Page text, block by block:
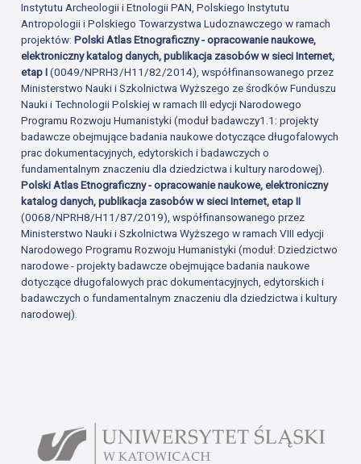
Instytutu Archeologii i Etnologii PAN, Polskiego Instytutu
Antropologii i Polskiego Towarzystwa Ludoznawczego w ramach
projektów:Polski Atlas Etnograficzny - opracowanie naukowe,
elektroniczny katalog danych, publikacja zasobów w sieci Internet,
etap I(0049/NPRH3/H11/82/2014), współfinansowanego przez
Ministerstwo Nauki i Szkolnictwa Wyższego ze środków Funduszu
Nauki i Technologii Polskiej w ramach III edycji Narodowego
Programu Rozwoju Humanistyki (moduł badawczy1.1: projekty
badawcze obejmujące badania naukowe dotyczące długofalowych
prac dokumentacyjnych, edytorskich i badawczych o
fundamentalnym znaczeniu dla dziedzictwa i kultury narodowej).
Polski Atlas Etnograficzny - opracowanie naukowe, elektroniczny
katalog danych, publikacja zasobów w sieci Internet, etap II
(0068/NPRH8/H11/87/2019), współfinansowanego przez
Ministerstwo Nauki i Szkolnictwa Wyższego w ramach VIII edycji
Narodowego Programu Rozwoju Humanistyki (moduł: Dziedzictwo
narodowe - projekty badawcze obejmujące badania naukowe
dotyczące długofalowych prac dokumentacyjnych, edytorskich i
badawczych o fundamentalnym znaczeniu dla dziedzictwa i kultury
narodowej).